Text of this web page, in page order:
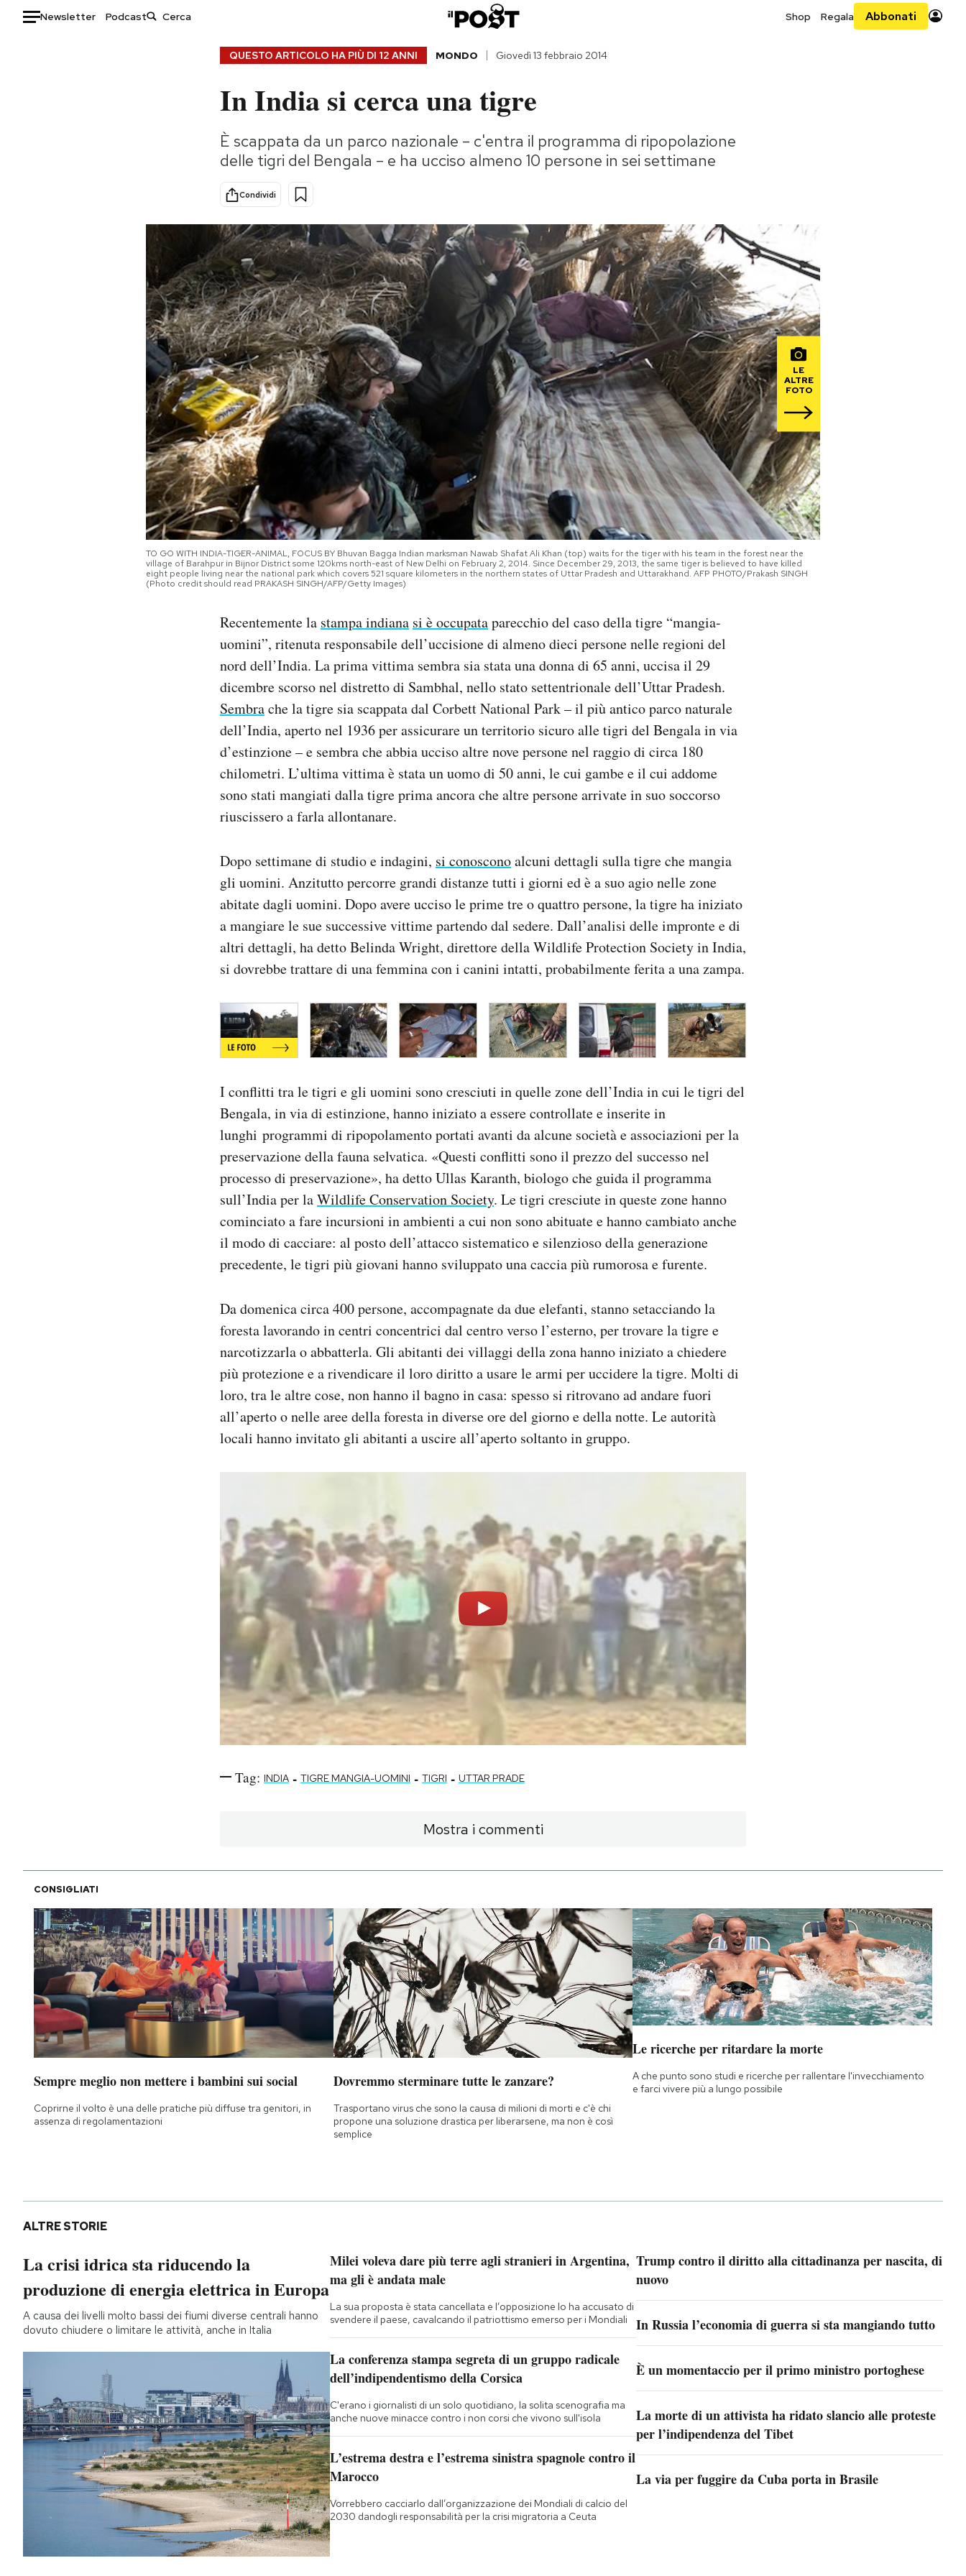
Newsletter Podcast Shop Regala Abbonati
Consumismi
Storie/Idee
Ok Boomer!
Media
Altrecose
Mondiali calcio 2026
AREA PERSONALE
QUESTO ARTICOLO HA PIÙ DI 12 ANNI MONDO Giovedì 13 febbraio 2014
In India si cerca una tigre
È scappata da un parco nazionale – c'entra il programma di ripopolazione
delle tigri del Bengala – e ha ucciso almeno 10 persone in sei settimane
Condividi
LE
ALTRE
FOTO
TO GO WITH INDIA-TIGER-ANIMAL, FOCUS BY Bhuvan Bagga Indian marksman Nawab Shafat Ali Khan (top) waits for the tiger with his team in the forest near the
village of Barahpur in Bijnor District some 120kms north-east of New Delhi on February 2, 2014. Since December 29, 2013, the same tiger is believed to have killed
eight people living near the national park which covers 521 square kilometers in the northern states of Uttar Pradesh and Uttarakhand. AFP PHOTO/Prakash SINGH
(Photo credit should read PRAKASH SINGH/AFP/Getty Images)
Recentemente la stampa indiana si è occupataparecchio del caso della tigre “mangia-
uomini”, ritenuta responsabile dell’uccisione di almeno dieci persone nelle regioni del
nord dell’India. La prima vittima sembra sia stata una donna di 65 anni, uccisa il 29
dicembre scorso nel distretto di Sambhal, nello stato settentrionale dell’Uttar Pradesh.
Sembrache la tigre sia scappata dal Corbett National Park – il più antico parco naturale
dell’India, aperto nel 1936 per assicurare un territorio sicuro alle tigri del Bengala in via
d’estinzione – e sembra che abbia ucciso altre nove persone nel raggio di circa 180
chilometri. L’ultima vittima è stata un uomo di 50 anni, le cui gambe e il cui addome
sono stati mangiati dalla tigre prima ancora che altre persone arrivate in suo soccorso
riuscissero a farla allontanare.
Dopo settimane di studio e indagini, si conosconoalcuni dettagli sulla tigre che mangia
gli uomini. Anzitutto percorre grandi distanze tutti i giorni ed è a suo agio nelle zone
abitate dagli uomini. Dopo avere ucciso le prime tre o quattro persone, la tigre ha iniziato
a mangiare le sue successive vittime partendo dal sedere. Dall’analisi delle impronte e di
altri dettagli, ha detto Belinda Wright, direttore della Wildlife Protection Society in India,
si dovrebbe trattare di una femmina con i canini intatti, probabilmente ferita a una zampa.
I conflitti tra le tigri e gli uomini sono cresciuti in quelle zone dell’India in cui le tigri del
Bengala, in via di estinzione, hanno iniziato a essere controllate e inserite in
lunghi programmi di ripopolamento portati avanti da alcune società e associazioni per la
preservazione della fauna selvatica. «Questi conflitti sono il prezzo del successo nel
processo di preservazione», ha detto Ullas Karanth, biologo che guida il programma
sull’India per laWildlife Conservation Society. Le tigri cresciute in queste zone hanno
cominciato a fare incursioni in ambienti a cui non sono abituate e hanno cambiato anche
il modo di cacciare: al posto dell’attacco sistematico e silenzioso della generazione
precedente, le tigri più giovani hanno sviluppato una caccia più rumorosa e furente.
Da domenica circa 400 persone, accompagnate da due elefanti, stanno setacciando la
foresta lavorando in centri concentrici dal centro verso l’esterno, per trovare la tigre e
narcotizzarla o abbatterla. Gli abitanti dei villaggi della zona hanno iniziato a chiedere
più protezione e a rivendicare il loro diritto a usare le armi per uccidere la tigre. Molti di
loro, tra le altre cose, non hanno il bagno in casa: spesso si ritrovano ad andare fuori
all’aperto o nelle aree della foresta in diverse ore del giorno e della notte. Le autorità
locali hanno invitato gli abitanti a uscire all’aperto soltanto in gruppo.
Tag: INDIA - TIGRE MANGIA-UOMINI - TIGRI - UTTAR PRADE
Mostra i commenti
CONSIGLIATI
Sempre meglio non mettere i bambini sui social
Coprirne il volto è una delle pratiche più diffuse tra genitori, in
assenza di regolamentazioni
Dovremmo sterminare tutte le zanzare?
Trasportano virus che sono la causa di milioni di morti e c'è chi
propone una soluzione drastica per liberarsene, ma non è così
semplice
Le ricerche per ritardare la morte
A che punto sono studi e ricerche per rallentare l'invecchiamento
e farci vivere più a lungo possibile
ALTRE STORIE
La crisi idrica sta riducendo la
produzione di energia elettrica in Europa
A causa dei livelli molto bassi dei fiumi diverse centrali hanno
dovuto chiudere o limitare le attività, anche in Italia
Milei voleva dare più terre agli stranieri in Argentina,
ma gli è andata male
La sua proposta è stata cancellata e l’opposizione lo ha accusato di
svendere il paese, cavalcando il patriottismo emerso per i Mondiali
La conferenza stampa segreta di un gruppo radicale
dell’indipendentismo della Corsica
C'erano i giornalisti di un solo quotidiano, la solita scenografia ma
anche nuove minacce contro i non corsi che vivono sull'isola
L’estrema destra e l’estrema sinistra spagnole contro il
Marocco
Vorrebbero cacciarlo dall’organizzazione dei Mondiali di calcio del
2030 dandogli responsabilità per la crisi migratoria a Ceuta
Trump contro il diritto alla cittadinanza per nascita, di
nuovo
In Russia l’economia di guerra si sta mangiando tutto
È un momentaccio per il primo ministro portoghese
La morte di un attivista ha ridato slancio alle proteste
per l’indipendenza del Tibet
La via per fuggire da Cuba porta in Brasile